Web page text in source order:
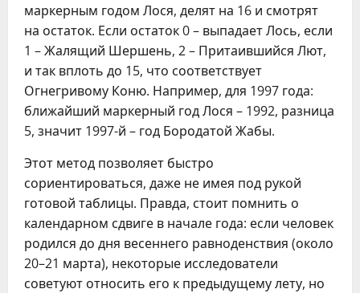
маркерным годом Лося, делят на 16 и смотрят
на остаток. Если остаток 0 – выпадает Лось, если
1 – Жалящий Шершень, 2 – Притаившийся Лют,
и так вплоть до 15, что соответствует
Огнегривому Коню. Например, для 1997 года:
ближайший маркерный год Лося – 1992, разница
5, значит 1997-й – год Бородатой Жабы.
Этот метод позволяет быстро
сориентироваться, даже не имея под рукой
готовой таблицы. Правда, стоит помнить о
календарном сдвиге в начале года: если человек
родился до дня весеннего равноденствия (около
20–21 марта), некоторые исследователи
советуют относить его к предыдущему лету, но